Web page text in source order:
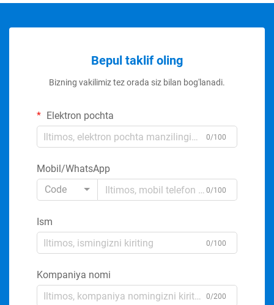
Bepul taklif oling
Bizning vakilimiz tez orada siz bilan bog'lanadi.
Elektron pochta
0/100
Mobil/WhatsApp
Code
0/100
Ism
0/100
Kompaniya nomi
0/200